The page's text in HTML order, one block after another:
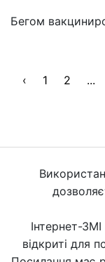
Бегом
‹ 1 2 ...
Інтернет-
відкриті для